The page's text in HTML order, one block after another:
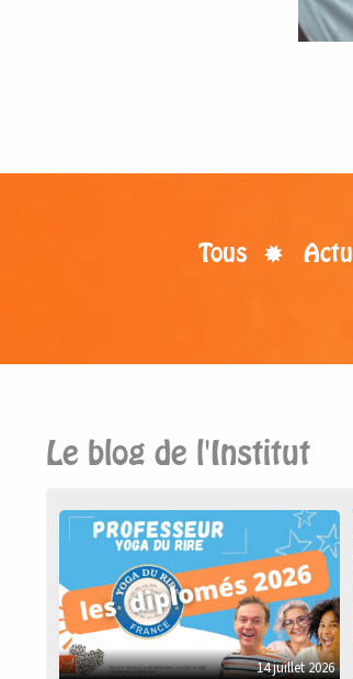
Tous Actu
Le blog de l'Institut
14 juillet 2026